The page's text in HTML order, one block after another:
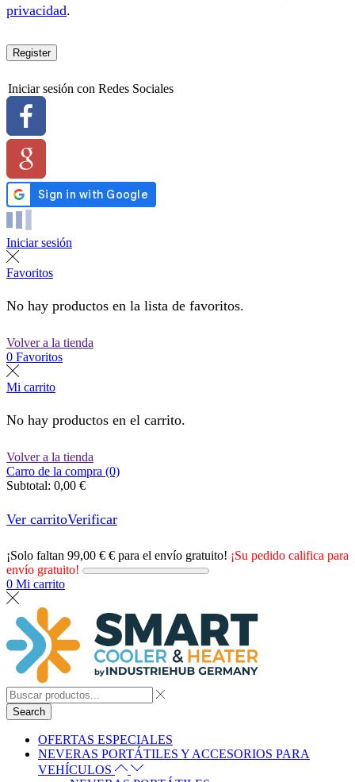
privacidad.
Register
Iniciar sesión con Redes Sociales
Iniciar sesión
Favoritos
No hay productos en la lista de favoritos.
Volver a la tienda
0 Favoritos
Mi carrito
No hay productos en el carrito.
Volver a la tienda
Carro de la compra (0)
Subtotal: 0,00 €
Ver carritoVerificar
¡Solo faltan 99,00 € € para el envío gratuito! ¡Su pedido califica para
envío gratuito!
0 Mi carrito
Search
OFERTAS ESPECIALES
NEVERAS PORTÁTILES Y ACCESORIOS PARA
VEHÍCULOS